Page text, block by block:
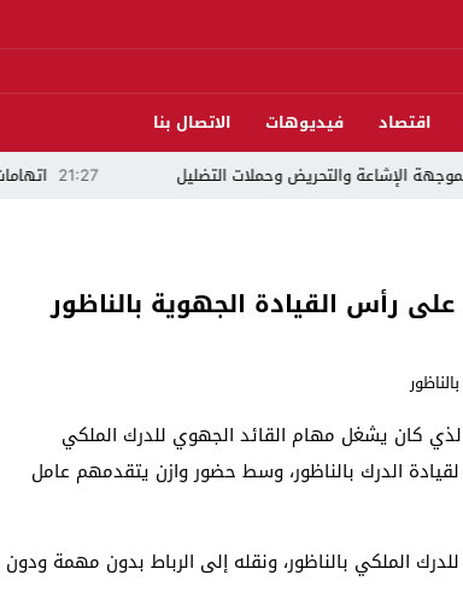
اقتصاد فيديوهات
الاتصال بنا
اتهامات والتحريض وحملات التضليل
رأس القيادة الجهوية بالناظور
الهبوب الذي كان يشغل مهام القائد الجهوي للدرك الملكي
الدرك بالناظور، وسط حضور وازن يتقدمهم عامل
الملكي بالناظور، ونقله إلى الرباط بدون مهمة ودون